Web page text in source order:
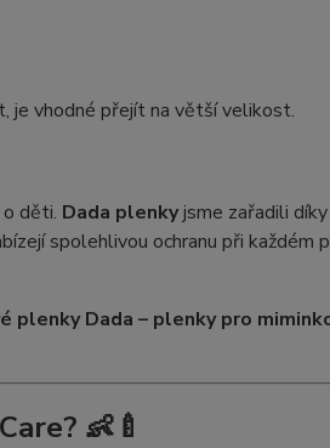
je vhodné přejít na větší velikost.
děti. Dada plenkyjsme zařadili díky
spolehlivou ochranu při každém
plenky Dada – plenky pro
👶🍼